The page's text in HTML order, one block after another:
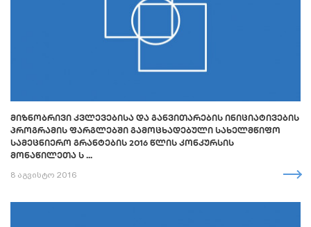
ᲛᲘᲖᲜᲝᲑᲠᲘᲕᲘ ᲙᲕᲚᲔᲕᲔᲑᲘᲡᲐ ᲓᲐ ᲒᲐᲜᲕᲘᲗᲐᲠᲔᲑᲘᲡ ᲘᲜᲘᲪᲘᲐᲢᲘᲕᲔᲑᲘᲡ
ᲞᲠᲝᲒᲠᲐᲛᲘᲡ ᲤᲐᲠᲒᲚᲔᲑᲨᲘ ᲒᲐᲛᲝᲪᲮᲐᲓᲔᲑᲣᲚᲘ ᲡᲐᲮᲔᲚᲛᲬᲘᲤᲝ
ᲡᲐᲛᲔᲪᲜᲘᲔᲠᲝ ᲒᲠᲐᲜᲢᲔᲑᲘᲡ 2016 ᲬᲚᲘᲡ ᲙᲝᲜᲙᲣᲠᲡᲘᲡ
ᲛᲝᲜᲐᲬᲘᲚᲔᲗᲐ Ს ...
8 აგვისტო 2016